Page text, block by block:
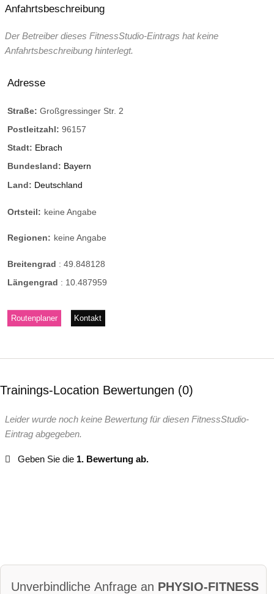
Anfahrtsbeschreibung
Der Betreiber dieses FitnessStudio-Eintrags hat keine
Anfahrtsbeschreibung hinterlegt.
Adresse
Straße: Großgressinger Str. 2
Postleitzahl: 96157
Stadt: Ebrach
Bundesland: Bayern
Land: Deutschland
Ortsteil: keine Angabe
Regionen: keine Angabe
Breitengrad : 49.848128
Längengrad : 10.487959
Routenplaner Kontakt
Trainings-Location Bewertungen 0
Leider wurde noch keine Bewertung für diesen FitnessStudio-
Eintrag abgegeben.
Geben Sie die 1. Bewertung ab.
Unverbindliche Anfrage an PHYSIO-FITNESS